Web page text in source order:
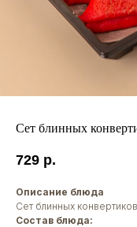
Сет блинных
729 р.
Описание блюда
Сет блинных
Состав блюда: